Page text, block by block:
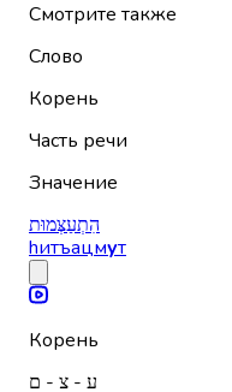
Смотрите также
Слово
Корень
Часть речи
Значение
הִתְעַצְּמוּת
hитъацмут
Корень
ע - צ - ם